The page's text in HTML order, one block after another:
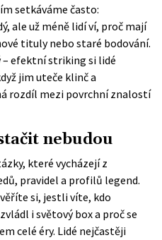
setkáváme často:
ale už méně lidí ví, proč mají
tituly nebo staré bodování.
– efektní striking si lidé
jim uteče klinč a
rozdíl mezi povrchní znalostí
nebudou
které vycházejí z
pravidel a profilů legend.
si, jestli víte, kdo
i světový box a proč se
celé éry. Lidé nejčastěji